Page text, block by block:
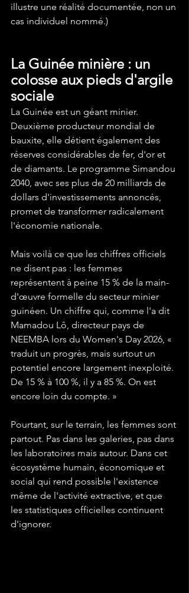
illustre une réalité documentée, non un
cas individuel nommé.)
La Guinée minière : un
colosse aux pieds d'argile
sociale
La Guinée est un géant minier.
Deuxième producteur mondial de
bauxite, elle détient également des
réserves considérables de fer, d'or et
de diamants. Le programme Simandou
2040, avec ses plus de 20 milliards de
dollars d'investissements annoncés,
promet de transformer radicalement
l'économie nationale.
Mais voilà ce que les chiffres officiels
ne disent pas : les femmes
représentent à peine 15 % de la main-
d'œuvre formelle du secteur minier
guinéen. Un chiffre qui, comme l'a dit
Mamadou Lô, directeur pays de
NEEMBA lors du Women's Day 2026, «
traduit un progrès, mais surtout un
potentiel encore largement inexploité.
De 15 % à 100 %, il y a 85 %. On est
encore loin du compte. »
Pourtant, sur le terrain, les femmes sont
partout. Pas dans les galeries, pas dans
les laboratoires mais autour. Dans cet
écosystème humain, économique et
social qui rend possible l'existence
même de l'activité extractive, et que
les statistiques officielles continuent
d'ignorer.